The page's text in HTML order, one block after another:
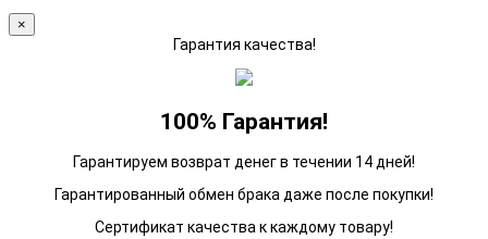
×
Гарантия качества!
100% Гарантия!
Гарантируем возврат денег в течении 14 дней!
Гарантированный обмен брака даже после покупки!
Сертификат качества к каждому товару!